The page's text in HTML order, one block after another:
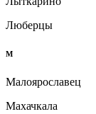
Люберцы
М
Малоярославец
Махачкала